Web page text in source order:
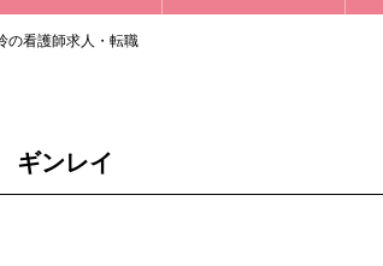
看護師求人・転職
ギンレイ